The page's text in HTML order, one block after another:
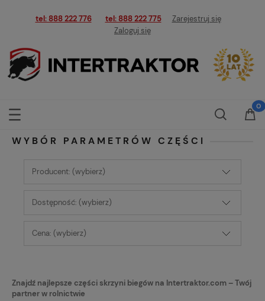
tel: 888 222 776 tel: 888 222 775
Zarejestruj się
Zaloguj się
WYBÓR PARAMETRÓW CZĘŚCI
Producent: (wybierz)
Dostępność: (wybierz)
Cena: (wybierz)
Znajdź najlepsze części skrzyni biegów na Intertraktor.com – Twój
partner w rolnictwie